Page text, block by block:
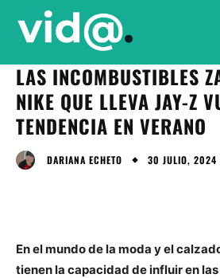
LAS INCOMBUSTIBLES
NIKE QUE LLEVA JAY-Z
TENDENCIA EN VERANO
DARIANA ECHETO 30 JULIO,
En el mundo de la moda y el
tienen la capacidad de influir en